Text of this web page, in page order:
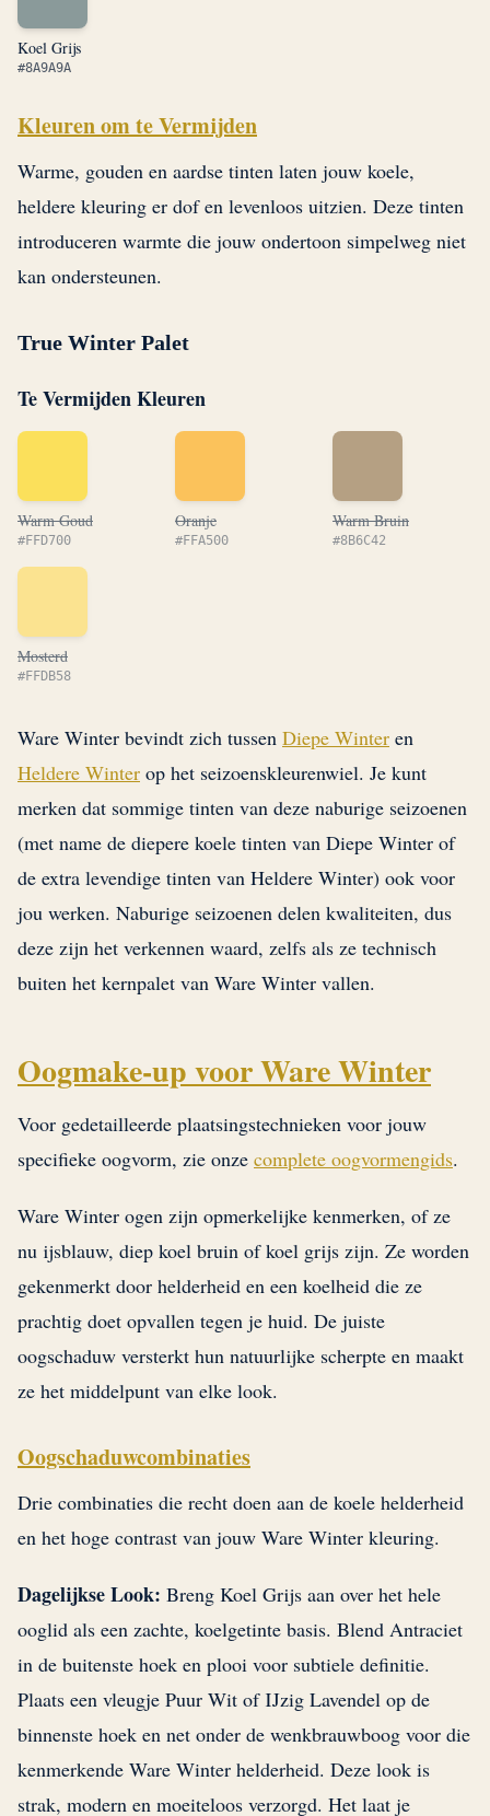
Koel Grijs
#8A9A9A
Kleuren om te Vermijden
Warme, gouden en aardse tinten laten jouw koele,
heldere kleuring er dof en levenloos uitzien. Deze tinten
introduceren warmte die jouw ondertoon simpelweg niet
kan ondersteunen.
True Winter Palet
Te Vermijden Kleuren
Warm Goud
#FFD700
Oranje
#FFA500
Warm Bruin
#8B6C42
Mosterd
#FFDB58
Ware Winter bevindt zich tussen Diepe Winter en
Heldere Winter op het seizoenskleurenwiel. Je kunt
merken dat sommige tinten van deze naburige seizoenen
(met name de diepere koele tinten van Diepe Winter of
de extra levendige tinten van Heldere Winter) ook voor
jou werken. Naburige seizoenen delen kwaliteiten, dus
deze zijn het verkennen waard, zelfs als ze technisch
buiten het kernpalet van Ware Winter vallen.
Oogmake-up voor Ware Winter
Voor gedetailleerde plaatsingstechnieken voor jouw
specifieke oogvorm, zie onze complete oogvormengids.
Ware Winter ogen zijn opmerkelijke kenmerken, of ze
nu ijsblauw, diep koel bruin of koel grijs zijn. Ze worden
gekenmerkt door helderheid en een koelheid die ze
prachtig doet opvallen tegen je huid. De juiste
oogschaduw versterkt hun natuurlijke scherpte en maakt
ze het middelpunt van elke look.
Oogschaduwcombinaties
Drie combinaties die recht doen aan de koele helderheid
en het hoge contrast van jouw Ware Winter kleuring.
Dagelijkse Look: Breng Koel Grijs aan over het hele
ooglid als een zachte, koelgetinte basis. Blend Antraciet
in de buitenste hoek en plooi voor subtiele definitie.
Plaats een vleugje Puur Wit of IJzig Lavendel op de
binnenste hoek en net onder de wenkbrauwboog voor die
kenmerkende Ware Winter helderheid. Deze look is
strak, modern en moeiteloos verzorgd. Het laat je